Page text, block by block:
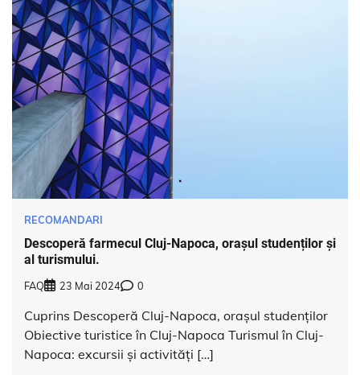
RECOMANDARI
Descoperă farmecul Cluj-Napoca, orașul studenților și
al turismului.
FAQ 23 Mai 2024 0
Cuprins Descoperă Cluj-Napoca, orașul studenților
Obiective turistice în Cluj-Napoca Turismul în Cluj-
Napoca: excursii și activități […]